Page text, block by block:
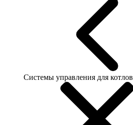
Системы управления для котлов